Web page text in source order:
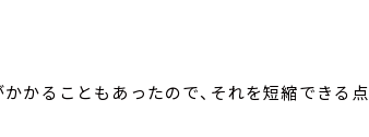
かることもあったので、それを短縮できる点